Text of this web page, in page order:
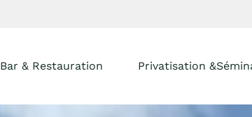
Bar & Restauration Privatisation